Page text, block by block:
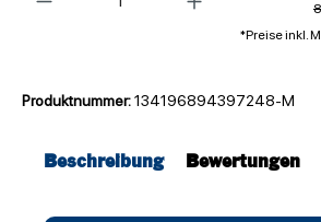
*Preise inkl.
Produktnummer:134196894397248-M
Beschreibung Bewertungen